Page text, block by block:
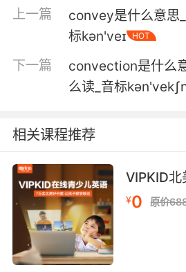
这缺口就位于那条运送道上
5. Once it's packed, the
goes on the conveyor.
打包后客人的订货会被送上运
here.
这是青春期女孩传送带吗 一
7. For your safety,
conveyor belt.
为了您的安全着想 请不要靠
上一篇
convey是什么意思
标kən'veɪ
HOT
下一篇
convection是什么
么读_音标
相关课程推荐
VIPKID北
¥0 原价